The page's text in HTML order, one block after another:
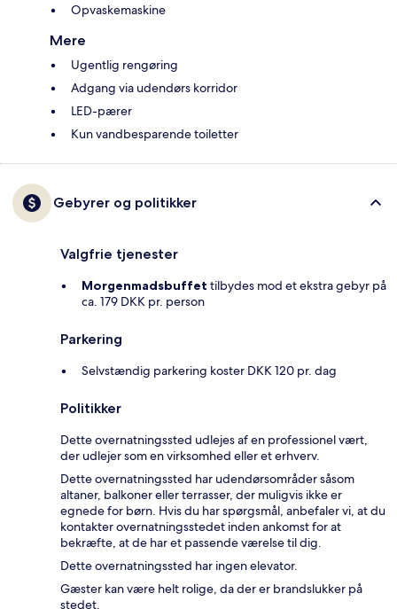
Opvaskemaskine
Mere
Ugentlig rengøring
Adgang via udendørs korridor
LED-pærer
Kun vandbesparende toiletter
Gebyrer og politikker
Valgfrie tjenester
Morgenmadsbuffet tilbydes mod et ekstra gebyr på
ca. 179 DKK pr. person
Parkering
Selvstændig parkering koster DKK 120 pr. dag
Politikker
Dette overnatningssted udlejes af en professionel vært,
der udlejer som en virksomhed eller et erhverv.
Dette overnatningssted har udendørsområder såsom
altaner, balkoner eller terrasser, der muligvis ikke er
egnede for børn. Hvis du har spørgsmål, anbefaler vi, at du
kontakter overnatningsstedet inden ankomst for at
bekræfte, at de har et passende værelse til dig.
Dette overnatningssted har ingen elevator.
Gæster kan være helt rolige, da der er brandslukker på
stedet.